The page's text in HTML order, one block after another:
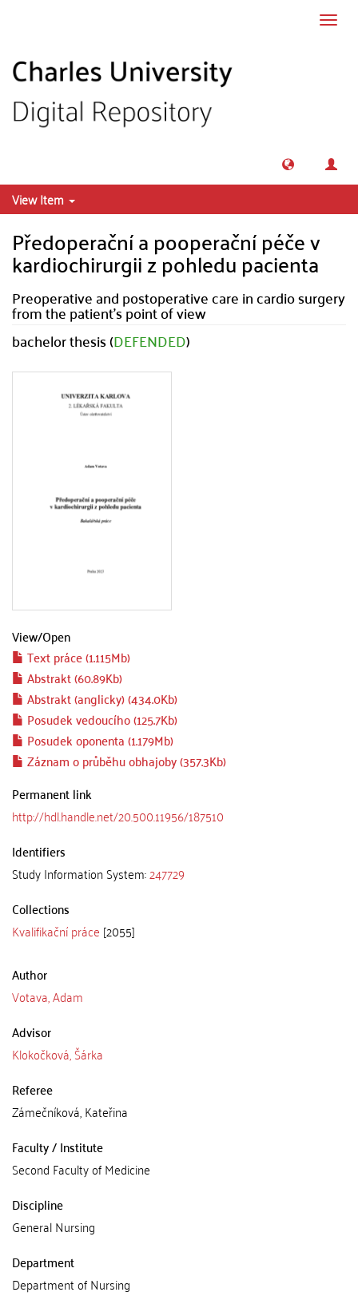
View Item
Předoperační a pooperační péče v
kardiochirurgii z pohledu pacienta
Preoperative and postoperative care in cardio surgery
from the patient's point of view
bachelor thesis (DEFENDED)
View/Open
Text práce (1.115Mb)
Abstrakt (60.89Kb)
Abstrakt (anglicky) (434.0Kb)
Posudek vedoucího (125.7Kb)
Posudek oponenta (1.179Mb)
Záznam o průběhu obhajoby (357.3Kb)
Permanent link
http://hdl.handle.net/20.500.11956/187510
Identifiers
Study Information System:247729
Collections
Kvalifikační práce [2055]
Author
Votava, Adam
Advisor
Klokočková, Šárka
Referee
Zámečníková, Kateřina
Faculty / Institute
Second Faculty of Medicine
Discipline
General Nursing
Department
Department of Nursing